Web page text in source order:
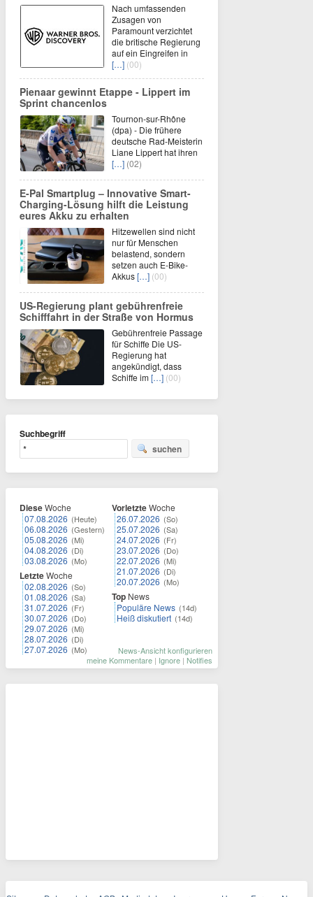
Nach umfassenden
Zusagen von
Paramount verzichtet
die britische Regierung
auf ein Eingreifen in
[…] (00)
Pienaar gewinnt Etappe - Lippert im
Sprint chancenlos
Tournon-sur-Rhône
(dpa) - Die frühere
deutsche Rad-Meisterin
Liane Lippert hat ihren
[…] (02)
E-Pal Smartplug – Innovative Smart-
Charging-Lösung hilft die Leistung
eures Akku zu erhalten
Hitzewellen sind nicht
nur für Menschen
belastend, sondern
setzen auch E-Bike-
Akkus[…] (00)
US-Regierung plant gebührenfreie
Schifffahrt in der Straße von Hormus
Gebührenfreie Passage
für Schiffe Die US-
Regierung hat
angekündigt, dass
Schiffe im[…] (00)
Suchbegriff
suchen
DieseWoche
07.08.2026 (Heute)
06.08.2026 (Gestern)
05.08.2026 (Mi)
04.08.2026 (Di)
03.08.2026 (Mo)
LetzteWoche
02.08.2026 (So)
01.08.2026 (Sa)
31.07.2026 (Fr)
30.07.2026 (Do)
29.07.2026 (Mi)
28.07.2026 (Di)
27.07.2026 (Mo)
VorletzteWoche
26.07.2026 (So)
25.07.2026 (Sa)
24.07.2026 (Fr)
23.07.2026 (Do)
22.07.2026 (Mi)
21.07.2026 (Di)
20.07.2026 (Mo)
Top News
Populäre News (14d)
Heiß diskutiert (14d)
News-Ansicht konfigurieren
meine Kommentare | Ignore | Notifies